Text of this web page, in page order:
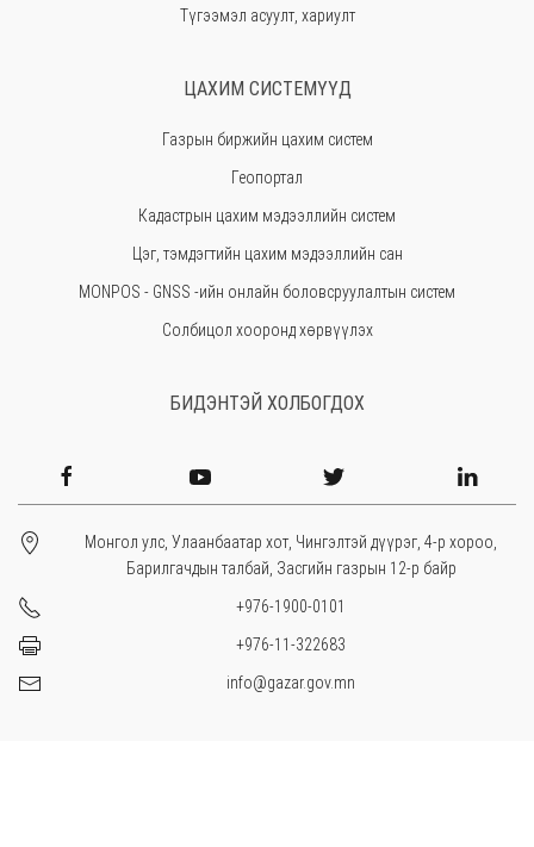
Сэлэнгэ
Өмнөговь
Увс
Өвөрхангай
Завхан
Түгээмэл асуулт, хариулт
ЦАХИМ СИСТЕМҮҮД
Газрын биржийн цахим систем
Геопортал
Кадастрын цахим мэдээллийн систем
Цэг, тэмдэгтийн цахим мэдээллийн сан
MONPOS - GNSS -ийн онлайн боловсруулалтын систем
Солбицол хооронд хөрвүүлэх
БИДЭНТЭЙ ХОЛБОГДОХ
Монгол улс, Улаанбаатар хот, Чингэлтэй дүүрэг, 4-р хороо,
Барилгачдын талбай, Засгийн газрын 12-р байр
+976-1900-0101
+976-11-322683
info@gazar.gov.mn